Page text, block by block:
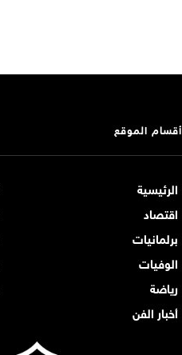
أقسام الموقع
الرئيسية
اقتصاد
برلمانيات
الوفيات
رياضة
أخبار الفن